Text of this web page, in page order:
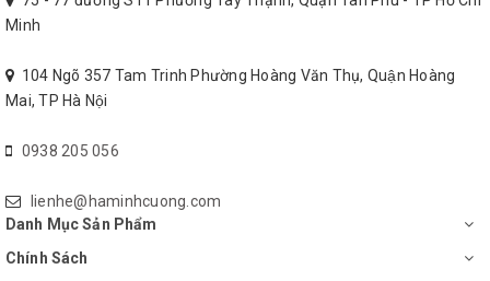
tiêu diệt ngăn cho chúng không quay trở lại làm ô nhiễm dòng
nước.
Thông số kỹ thuật:
Tên sản phẩm
Model
Minh
104 Ngõ 357 Tam Trinh Phường Hoàng Văn Thụ, Quận Hoàng
Mai, TP Hà Nội
0938 205 056
lienhe@haminhcuong.com
Danh Mục Sản Phẩm
Chính Sách